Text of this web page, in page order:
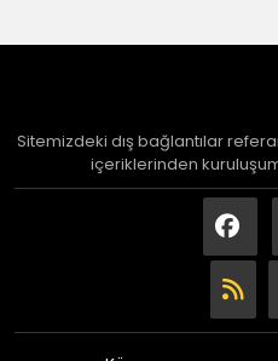
Sitemizdeki dış bağlantılar
içeriklerinden